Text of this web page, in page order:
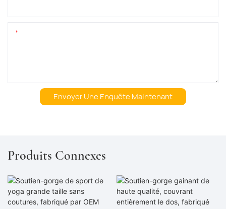
Envoyer Une Enquête Maintenant
Produits Connexes